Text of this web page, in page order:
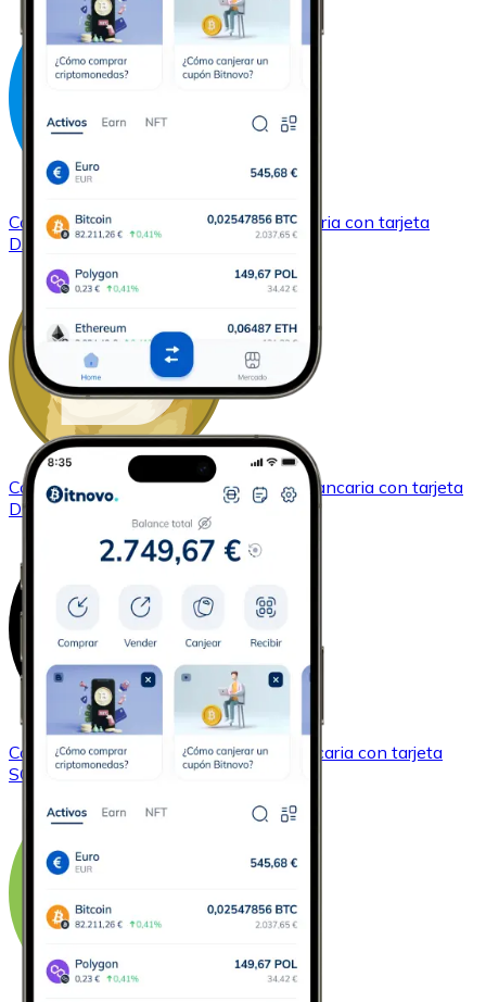
ComprarDash con transferencia bancaria con tarjeta
DASH
ComprarDogecoincon transferencia bancaria con tarjeta
DOGE
ComprarSolana con transferencia bancaria con tarjeta
SOL